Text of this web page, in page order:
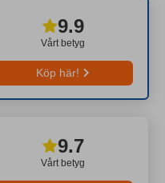
Vårt betyg
9.9
Köp här!
Vårt betyg
9.7